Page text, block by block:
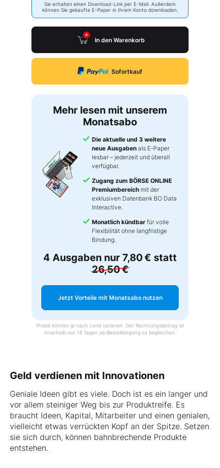
Sie erhalten einen Download-Link per E-Mail. Außerdem
können Sie gekaufte E-Paper in Ihrem Konto downloaden.
In den Warenkorb
Sofortkauf
Mehr lesen mit unserem
Monatsabo
Die aktuelle und 3 weitere
neue Ausgaben als E-Paper
lesbar – jederzeit und überall
verfügbar.
Zugang zum BÖRSE ONLINE
Premiumbereich mit der
exklusiven Datenbank BO Data
Interactive.
Monatlich kündbar für volle
Flexibilität ohne langfristige
Bindung.
4 Ausgaben nur 7,80 € statt
26,50 €
Jetzt Vorteile mit Monatsabo nutzen
Preise können je nach Land variieren. Der Rechnungsbetrag ist
innerhalb von 14 Tagen ab Bestelleingang zu begleichen.
Geld verdienen mit Innovationen
Geniale Ideen gibt es viele. Doch ist es ein langer und
vor allem steiniger Weg bis zur Produktreife. Es
braucht Ideen, Kapital, Mitarbeiter und einen genialen,
vielleicht etwas verrückten Kopf an der Spitze. Setzen
sie sich durch, können bahnbrechende Produkte
entstehen.